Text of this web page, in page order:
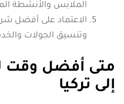
الملابس والأنشطة
الاعتماد على أفضل
وتنسيق الجولات
متى أفضل وقت
إلى تركيا